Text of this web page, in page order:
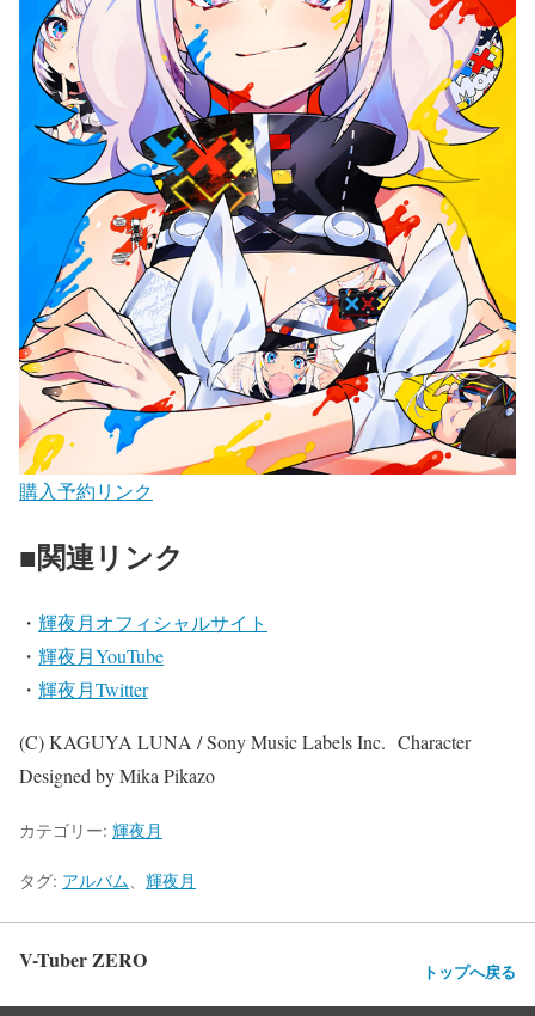
購入予約リンク
■関連リンク
・ 輝夜月オフィシャルサイト
・ 輝夜月YouTube
・ 輝夜月Twitter
(C) KAGUYA LUNA / Sony Music Labels Inc. Character
Designed by Mika Pikazo
カテゴリー: 輝夜月
タグ: アルバム 輝夜月
V-Tuber ZERO トップへ戻る